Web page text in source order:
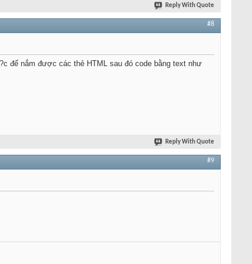
Reply With Quote
#8
để nắm được các thẻ HTML sau đó code bằng text như
Reply With Quote
#9